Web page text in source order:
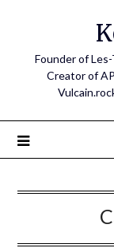
Founder of
Creator of